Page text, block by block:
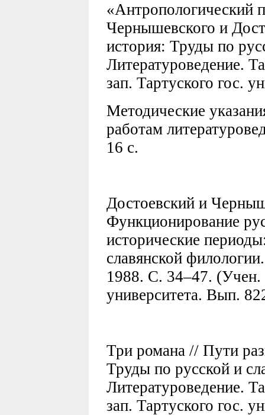
«Антропологический
Чернышевского и
история: Труды по
Литературоведение.
зап. Тартуского гос.
Методические
работам
16 с.
Достоевский и
Функционирование
исторические
славянской
1988. С. 34–47. (Учен.
университета. Вып.
Три романа // Пути
Труды по русской и
Литературоведение.
зап. Тартуского гос.